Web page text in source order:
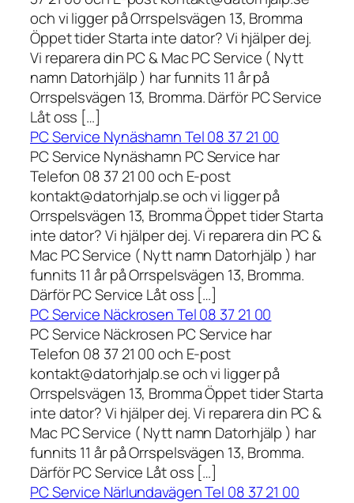
och vi ligger på Orrspelsvägen 13, Bromma
Öppet tider Starta inte dator? Vi hjälper dej.
Vi reparera din PC & Mac PC Service ( Nytt
namn Datorhjälp ) har funnits 11 år på
Orrspelsvägen 13, Bromma. Därför PC Service
Låt oss […]
PC Service Nynäshamn Tel 08 37 21 00
PC Service Nynäshamn PC Service har
Telefon 08 37 21 00 och E-post
kontakt@datorhjalp.se och vi ligger på
Orrspelsvägen 13, Bromma Öppet tider Starta
inte dator? Vi hjälper dej. Vi reparera din PC &
Mac PC Service ( Nytt namn Datorhjälp ) har
funnits 11 år på Orrspelsvägen 13, Bromma.
Därför PC Service Låt oss […]
PC Service Näckrosen Tel 08 37 21 00
PC Service Näckrosen PC Service har
Telefon 08 37 21 00 och E-post
kontakt@datorhjalp.se och vi ligger på
Orrspelsvägen 13, Bromma Öppet tider Starta
inte dator? Vi hjälper dej. Vi reparera din PC &
Mac PC Service ( Nytt namn Datorhjälp ) har
funnits 11 år på Orrspelsvägen 13, Bromma.
Därför PC Service Låt oss […]
PC Service Närlundavägen Tel 08 37 21 00